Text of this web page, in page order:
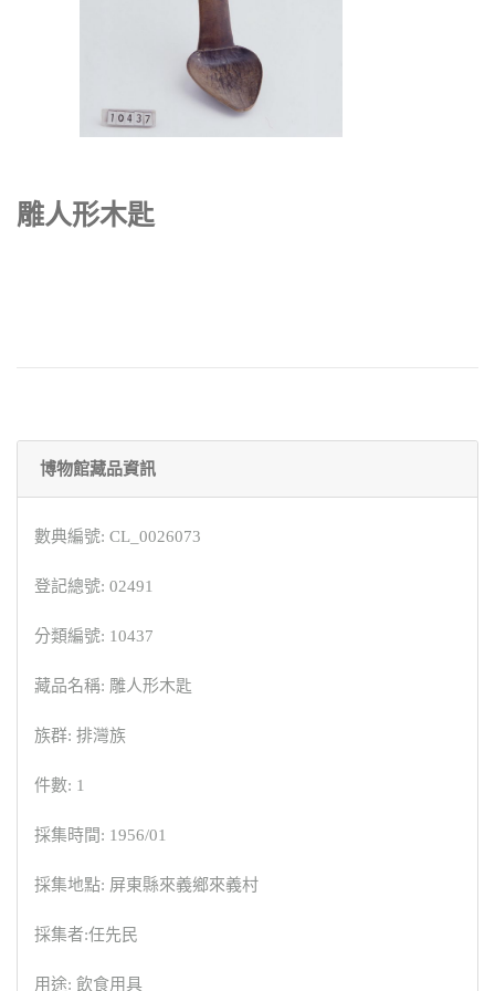
雕人形木匙
博物館藏品資訊
數典編號: CL_0026073
登記總號: 02491
分類編號: 10437
藏品名稱: 雕人形木匙
族群: 排灣族
件數: 1
採集時間: 1956/01
採集地點: 屏東縣來義鄉來義村
採集者:任先民
用途: 飲食用具